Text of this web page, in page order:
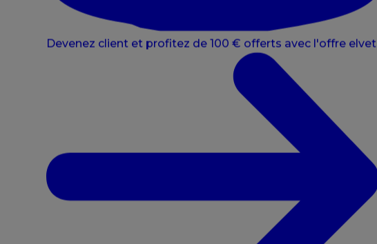
Devenez client et profitez de 100 € offerts avec l'offre elvet